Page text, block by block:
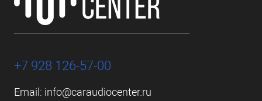
+7 928 126-57-00
Email: info@caraudiocenter.ru